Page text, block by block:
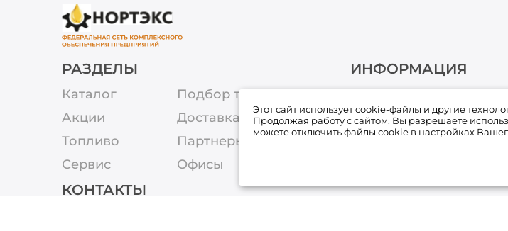
РАЗДЕЛЫ
Каталог
Акции
Топливо
Сервис
Подбор товара
Доставка
Партнеры
Офисы
ИНФОРМАЦИЯ
О компании
Условия оплаты
Условия доставки и
КОНТАКТЫ
Этот сайт использует cookie-файлы и другие
Продолжая работу с сайтом, Вы разрешаете
можете отключить файлы cookie в настройках